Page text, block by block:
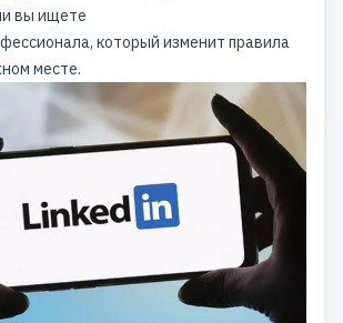
вы ищете
который изменит правила
месте.